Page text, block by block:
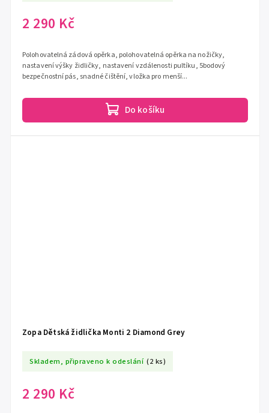
2 290 Kč
Do košíku
Polohovatelná zádová opěrka, polohovatelná opěrka na nožičky,
nastavení výšky židličky, nastavení vzdálenosti pultíku, 5bodový
bezpečnostní pás, snadné čištění, vložka pro menší...
Zopa Dětská židlička Monti 2 Diamond Grey
Skladem, připraveno k odeslání (2 ks)
2 290 Kč